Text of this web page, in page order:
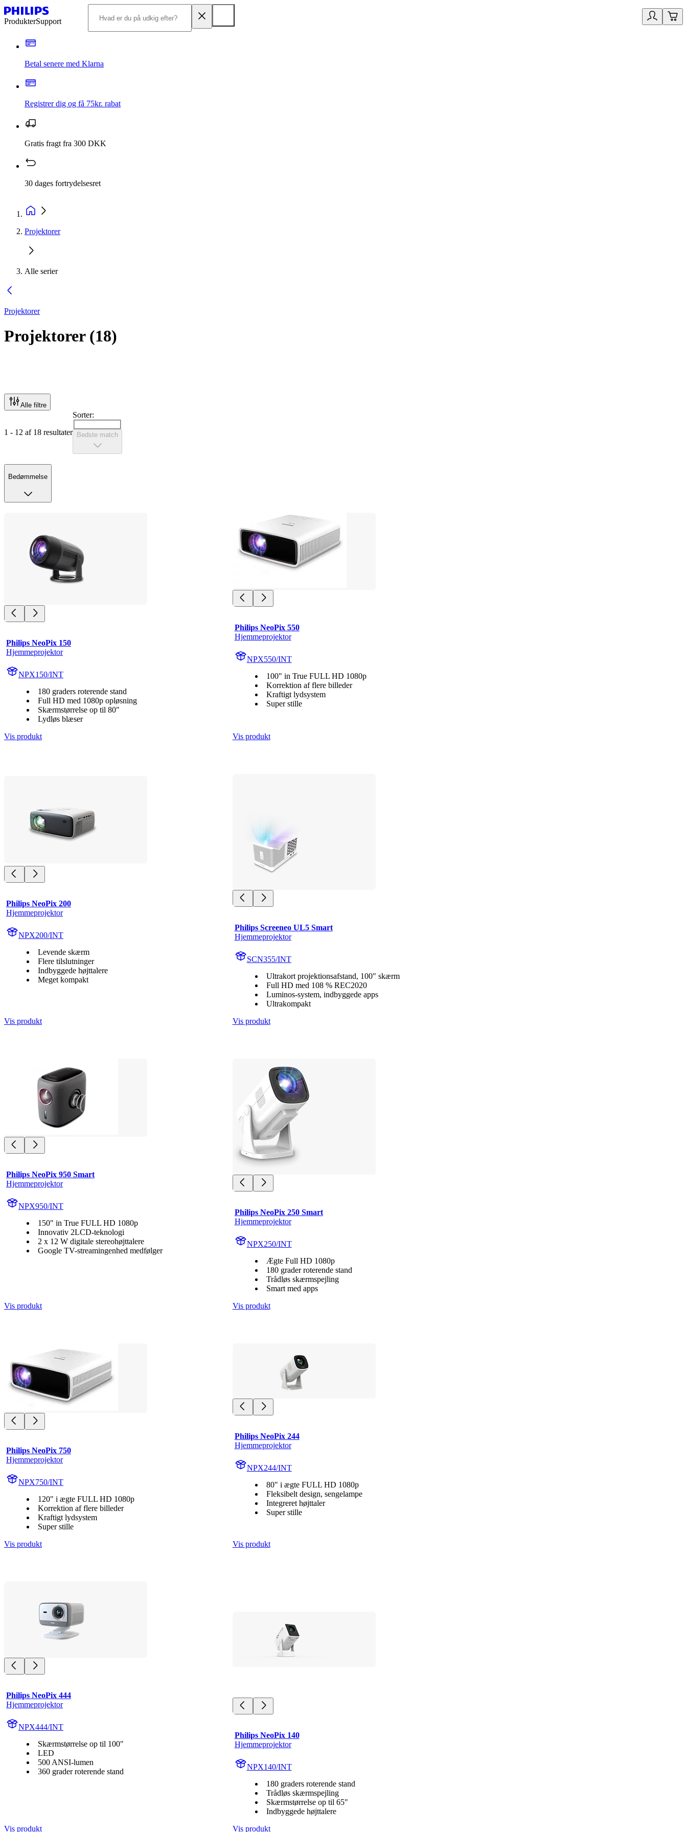
ProdukterSupport
Betal senere med Klarna
Registrer dig og få 75kr. rabat
Gratis fragt fra 300 DKK
30 dages fortrydelsesret
Projektorer
Alle serier
Projektorer
Projektorer(18)
Alle filtre
1 - 12 af 18 resultater
Sorter:
Bedste match
Bedømmelse
Philips NeoPix 150
Hjemmeprojektor
NPX150/INT
180 graders roterende stand
Full HD med 1080p opløsning
Skærmstørrelse op til 80"
Lydløs blæser
Vis produkt
Philips NeoPix 550
Hjemmeprojektor
NPX550/INT
100" in True FULL HD 1080p
Korrektion af flere billeder
Kraftigt lydsystem
Super stille
Vis produkt
Philips NeoPix 200
Hjemmeprojektor
NPX200/INT
Levende skærm
Flere tilslutninger
Indbyggede højttalere
Meget kompakt
Vis produkt
Philips Screeneo UL5 Smart
Hjemmeprojektor
SCN355/INT
Ultrakort projektionsafstand, 100" skærm
Full HD med 108 % REC2020
Luminos-system, indbyggede apps
Ultrakompakt
Vis produkt
Philips NeoPix 950 Smart
Hjemmeprojektor
NPX950/INT
150" in True FULL HD 1080p
Innovativ 2LCD-teknologi
2 x 12 W digitale stereohøjttalere
Google TV-streamingenhed medfølger
Vis produkt
Philips NeoPix 250 Smart
Hjemmeprojektor
NPX250/INT
Ægte Full HD 1080p
180 grader roterende stand
Trådløs skærmspejling
Smart med apps
Vis produkt
Philips NeoPix 750
Hjemmeprojektor
NPX750/INT
120" i ægte FULL HD 1080p
Korrektion af flere billeder
Kraftigt lydsystem
Super stille
Vis produkt
Philips NeoPix 244
Hjemmeprojektor
NPX244/INT
80" i ægte FULL HD 1080p
Fleksibelt design, sengelampe
Integreret højttaler
Super stille
Vis produkt
Philips NeoPix 444
Hjemmeprojektor
NPX444/INT
Skærmstørrelse op til 100"
LED
500 ANSI-lumen
360 grader roterende stand
Vis produkt
Philips NeoPix 140
Hjemmeprojektor
NPX140/INT
180 graders roterende stand
Trådløs skærmspejling
Skærmstørrelse op til 65"
Indbyggede højttalere
Vis produkt